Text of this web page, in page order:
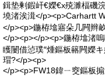
鍓垫剰鍜屽€嬫€х殑濉楅磯
墝渚涘湒</p><p>Carhartt
</p><p>鍦栫墖寤朵几闁辫
</p><p></p><p>鍦栫墖渚
矆闄借惉璞″煄鏂板簵闁嬫
瑁?</p><p>
</p><p>FW18鍏ㄧ窔鏂板